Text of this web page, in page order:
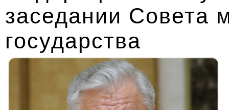
заседании Совета
государства